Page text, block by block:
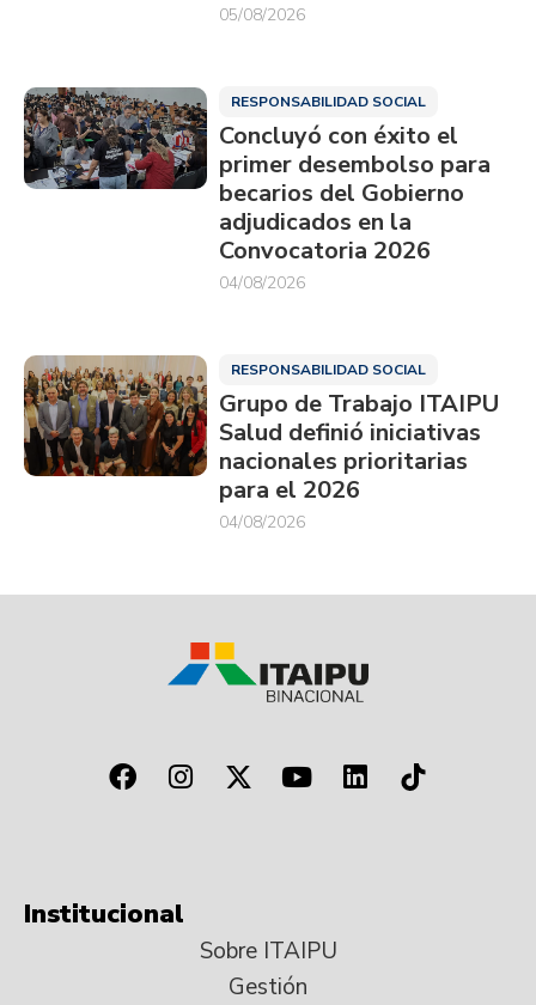
05/08/2026
RESPONSABILIDAD SOCIAL
Concluyó con éxito el
primer desembolso para
becarios del Gobierno
adjudicados en la
Convocatoria 2026
04/08/2026
RESPONSABILIDAD SOCIAL
Grupo de Trabajo ITAIPU
Salud definió iniciativas
nacionales prioritarias
para el 2026
04/08/2026
Institucional
Sobre ITAIPU
Gestión